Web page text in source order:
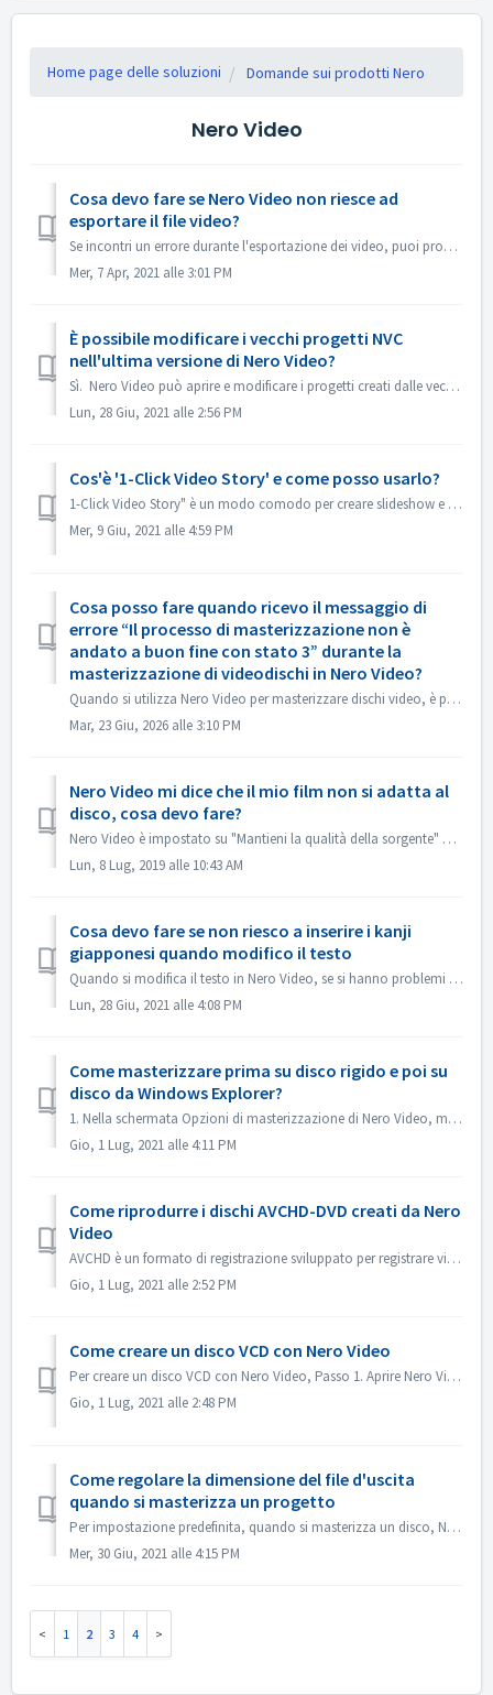
Home page delle soluzioni Domande sui prodotti Nero
Nero Video
Cosa devo fare se Nero Video non riesce ad
esportare il file video?
Se incontri un errore durante l'esportazione dei video, puoi provare qui sotto: 1. Andare in C:\Users\[Utente corrente]\AppData\Roaming\Nero\[Versione c...
Mer, 7 Apr, 2021 alle 3:01 PM
È possibile modificare i vecchi progetti NVC
nell'ultima versione di Nero Video?
Sì. Nero Video può aprire e modificare i progetti creati dalle vecchie versioni di Nero Video. Ma il vecchio Nero Video non è in grado di aprire i proge...
Lun, 28 Giu, 2021 alle 2:56 PM
Cos'è '1-Click Video Story' e come posso usarlo?
1-Click Video Story" è un modo comodo per creare slideshow e filmati professionali con un semplice drag & drop e un solo clic. Da Nero 2019 la funz...
Mer, 9 Giu, 2021 alle 4:59 PM
Cosa posso fare quando ricevo il messaggio di
errore “Il processo di masterizzazione non è
andato a buon fine con stato 3” durante la
masterizzazione di videodischi in Nero Video?
Quando si utilizza Nero Video per masterizzare dischi video, è possibile che si verifichi questo errore. Lo “Stato 3” è uno stato generico relativo al proc...
Mar, 23 Giu, 2026 alle 3:10 PM
Nero Video mi dice che il mio film non si adatta al
disco, cosa devo fare?
Nero Video è impostato su "Mantieni la qualità della sorgente" per impostazione predefinita. In questo modo il DVD, AVCHD, Blu-ray che ne risulta ...
Lun, 8 Lug, 2019 alle 10:43 AM
Cosa devo fare se non riesco a inserire i kanji
giapponesi quando modifico il testo
Quando si modifica il testo in Nero Video, se si hanno problemi con l'inserimento dei kanji giapponesi con alcuni editor di metodi di input, ad esempio ...
Lun, 28 Giu, 2021 alle 4:08 PM
Come masterizzare prima su disco rigido e poi su
disco da Windows Explorer?
1. Nella schermata Opzioni di masterizzazione di Nero Video, masterizza il progetto nella cartella del disco rigido. 2. Se la masterizzazione è riuscita, u...
Gio, 1 Lug, 2021 alle 4:11 PM
Come riprodurre i dischi AVCHD-DVD creati da Nero
Video
AVCHD è un formato di registrazione sviluppato per registrare video ad alta definizione su supporti come supporti DVD registrabili, hard disk e schede di me...
Gio, 1 Lug, 2021 alle 2:52 PM
Come creare un disco VCD con Nero Video
Per creare un disco VCD con Nero Video, Passo 1. Aprire Nero Video. Passo 2. Trascinare un file video in Nero Video Home, Nero Video aprirà la finestra di d...
Gio, 1 Lug, 2021 alle 2:48 PM
Come regolare la dimensione del file d'uscita
quando si masterizza un progetto
Per impostazione predefinita, quando si masterizza un disco, Nero Video cercherà di adattarsi all'intero spazio di un disco. Per alcuni casi, se non ha...
Mer, 30 Giu, 2021 alle 4:15 PM
1 2 3 4